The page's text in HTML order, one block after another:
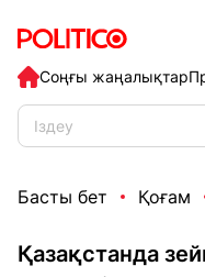
Соңғы жаңалықтар
Басты бет Қоғам
Қазақстанда